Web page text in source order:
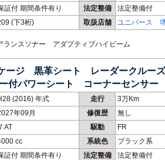
証付 期間条件有り 法定整備
法定整備付
(下3桁) 取扱店舗 ユニバース
ンスソナー アダプティブハイビーム
ケージ 黒革シート レーダークル
パワーシート コーナーセンサー
(2016) 年式 走行
3万Km
年09月 修復歴
無し
AT 駆動
FR
cc 系統色
ブラック系
証付 期間条件有り 法定整備
法定整備付